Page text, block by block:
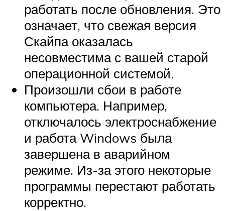
работать после обновления. Это
означает, что свежая версия
Скайпа оказалась
несовместима с вашей старой
операционной системой.
Произошли сбои в работе
компьютера. Например,
отключалось электроснабжение
и работа Windows была
завершена в аварийном
режиме. Из-за этого некоторые
программы перестают работать
корректно.